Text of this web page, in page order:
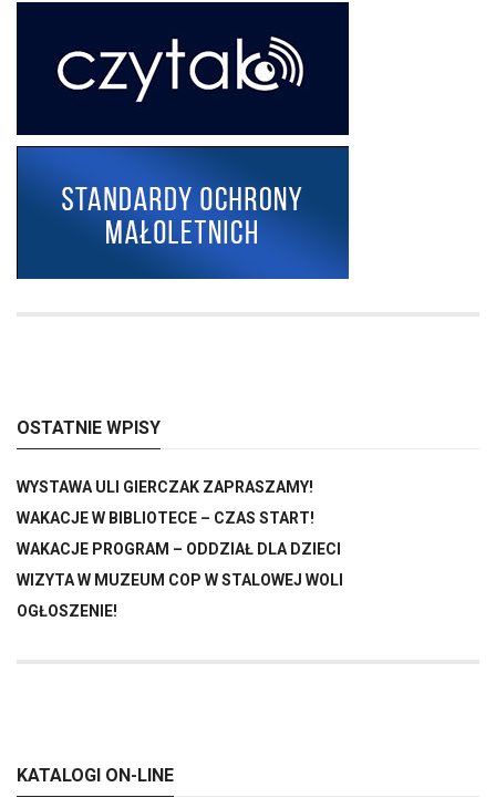
OSTATNIE WPISY
WYSTAWA ULI GIERCZAK ZAPRASZAMY!
WAKACJE W BIBLIOTECE – CZAS START!
WAKACJE PROGRAM – ODDZIAŁ DLA DZIECI
WIZYTA W MUZEUM COP W STALOWEJ WOLI
OGŁOSZENIE!
KATALOGI ON-LINE